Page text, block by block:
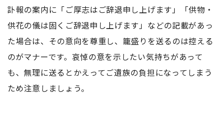
訃報の案内に「ご厚志はご辞退申し上げます」「供物・
供花の儀は固くご辞退申し上げます」などの記載があっ
た場合は、その意向を尊重し、籠盛りを送るのは控える
のがマナーです。哀悼の意を示したい気持ちがあって
も、無理に送るとかえってご遺族の負担になってしまう
ため注意しましょう。